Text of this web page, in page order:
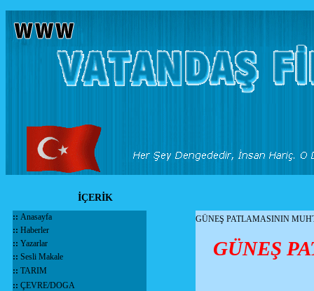
İÇERİK
:: Anasayfa
:: Haberler
:: Yazarlar
:: Sesli Makale
:: TARIM
:: ÇEVRE/DOGA
GÜNEŞ PATLAMASININ
GÜNEŞ